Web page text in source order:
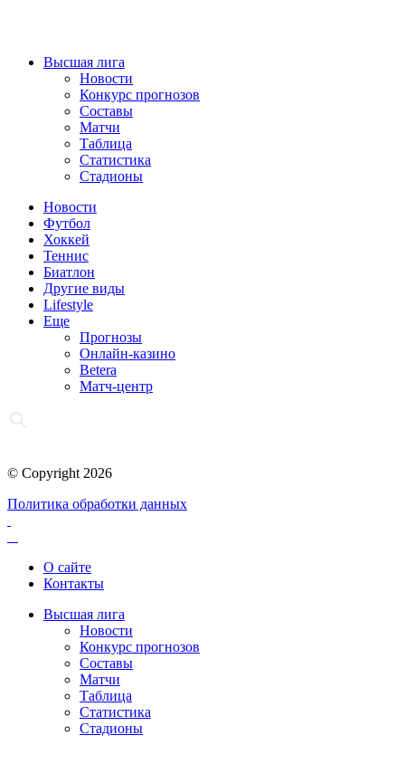
Высшая лига
Новости
Конкурс прогнозов
Составы
Матчи
Таблица
Статистика
Стадионы
Новости
Футбол
Хоккей
Теннис
Биатлон
Другие виды
Lifestyle
Еще
Прогнозы
Онлайн-казино
Betera
Матч-центр
© Copyright 2026
Политика обработки данных
О сайте
Контакты
Высшая лига
Новости
Конкурс прогнозов
Составы
Матчи
Таблица
Статистика
Стадионы